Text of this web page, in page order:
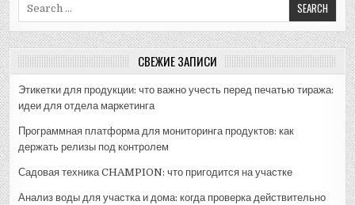
СВЕЖИЕ ЗАПИСИ
Этикетки для продукции: что важно учесть перед печатью тиража:
идеи для отдела маркетинга
Программная платформа для мониторинга продуктов: как
держать релизы под контролем
Садовая техника CHAMPION: что пригодится на участке
Анализ воды для участка и дома: когда проверка действительно